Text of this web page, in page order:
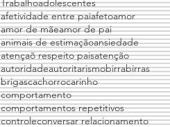
Trabalhoadolescentes
afetividade entre paiafetoamor
amor de mãeamor de pai
animais de estimaçãoansiedade
atençaõ respeito paisatenção
autoridadeautoritarismobirrabirras
brigascachorrocarinho
comportamento
comportamentos repetitivos
controleconversar relacionamento